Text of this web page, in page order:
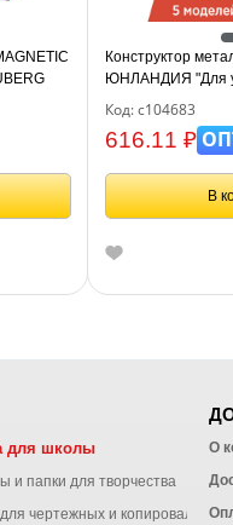
Конструктор
ЮНЛАНДИЯ "Для
развивающий, 155
Код: с104683
616.11 ₽
В
для школы
и папки для творчества
чертежных и копировальных
О